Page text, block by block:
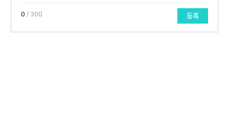
0 / 300 등록